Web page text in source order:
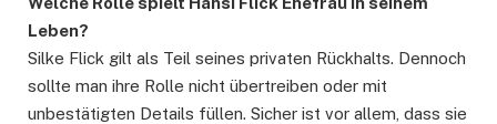
Leben?
Silke Flick gilt als Teil seines privaten Rückhalts. Dennoch
sollte man ihre Rolle nicht übertreiben oder mit
unbestätigten Details füllen. Sicher ist vor allem, dass sie